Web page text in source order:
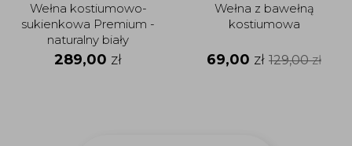
Wełna kostiumowo-
sukienkowa Premium -
naturalny biały
289,00 zł
Wełna z bawełną
kostiumowa
69,00 zł 129,00zł